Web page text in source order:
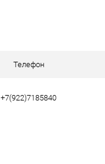
Телефон
+7(922)7185840